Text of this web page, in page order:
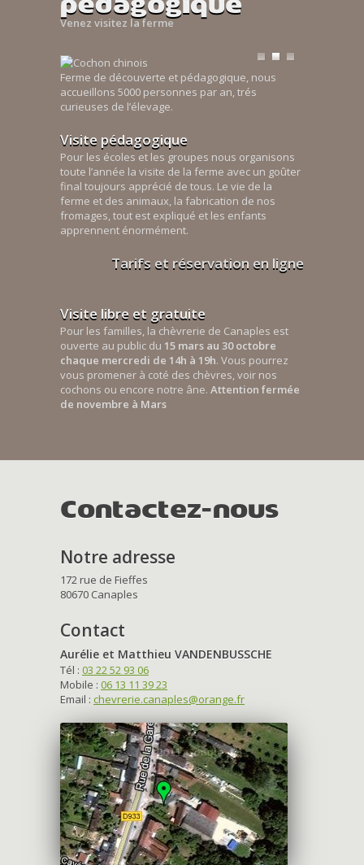
Venez visitez la ferme
Ferme de découverte et pédagogique, nous
accueillons 5000 personnes par an, trés
curieuses de l’élevage.
Visite pédagogique
Pour les écoles et les groupes nous organisons
toute l’année la visite de la ferme avec un goûter
final toujours apprécié de tous. Le vie de la
ferme et des animaux, la fabrication de nos
fromages, tout est expliqué et les enfants
apprennent énormément.
Tarifs et réservation en ligne
Visite libre et gratuite
Pour les familles, la chèvrerie de Canaples est
ouverte au public du 15 mars au 30 octobre
chaque mercredi de 14h à 19h. Vous pourrez
vous promener à coté des chèvres, voir nos
cochons ou encore notre âne. Attention fermée
de novembre à Mars
Contactez-nous
Notre adresse
172 rue de Fieffes
80670 Canaples
Contact
Aurélie et Matthieu VANDENBUSSCHE
Tél : 03 22 52 93 06
Mobile : 06 13 11 39 23
Email : chevrerie.canaples@orange.fr